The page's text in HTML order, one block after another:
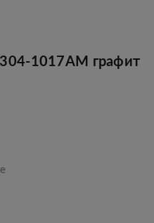
1017АМ графит